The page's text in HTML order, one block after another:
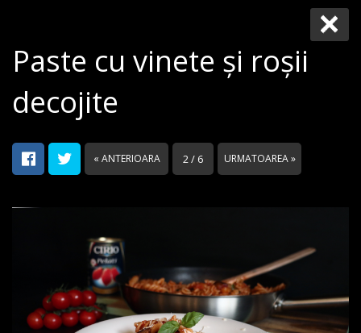
Paste cu vinete și roșii
decojite
« ANTERIOARA 2 / 6 URMATOAREA »